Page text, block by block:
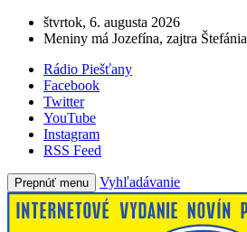
štvrtok, 6. augusta 2026
Meniny má Jozefína, zajtra Štefánia
Rádio Piešťany
Facebook
Twitter
YouTube
Instagram
RSS Feed
Prepnúť menu Vyhľadávanie